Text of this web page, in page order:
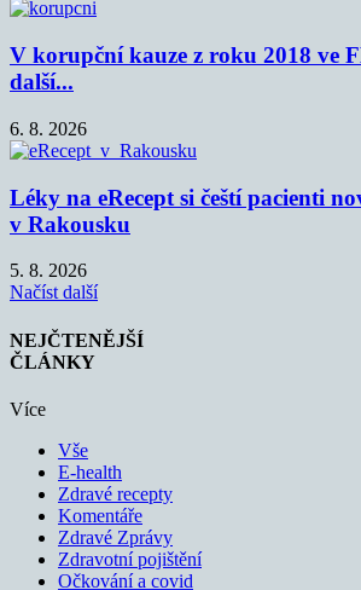
V korupční kauze z roku 2018 ve
další...
6. 8. 2026
Léky na eRecept si čeští pacienti
v Rakousku
5. 8. 2026
Načíst další
NEJČTENĚJŠÍ
ČLÁNKY
Více
Vše
E-health
Zdravé recepty
Komentáře
Zdravé Zprávy
Zdravotní pojištění
Očkování a covid